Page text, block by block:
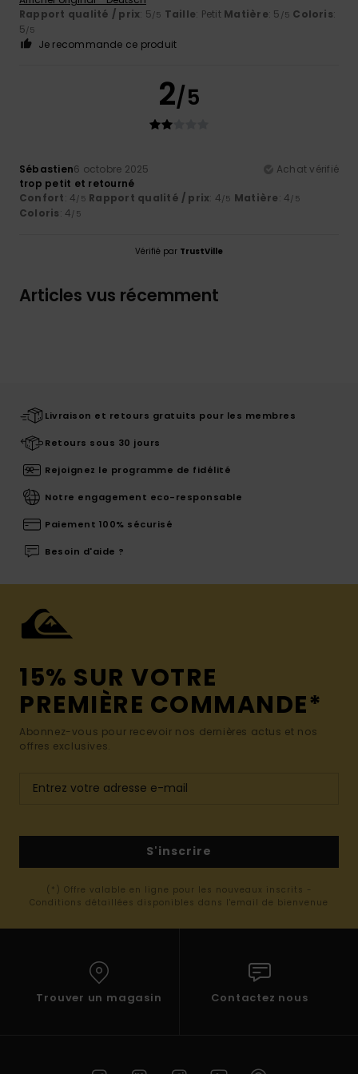
Rapport qualité / prix: 5/5 Taille: Petit Matière: 5 /5 Coloris:
5/5
Je recommande ce produit
2/5
Sébastien6 octobre 2025
Achat vérifié
trop petit et retourné
Confort: 4/5 Rapport qualité / prix: 4/5 Matière: 4/5
Coloris: 4/5
Vérifié par TrustVille
Articles vus récemment
Livraison et retours gratuits pour les membres
Retours sous 30 jours
Rejoignez le programme de fidélité
Notre engagement eco-responsable
Paiement 100% sécurisé
Besoin d'aide ?
15% SUR VOTRE
PREMIÈRE COMMANDE*
Abonnez-vous pour recevoir nos dernières actus et nos
offres exclusives.
S'inscrire
(*) Offre valable en ligne pour les nouveaux inscrits -
Conditions détaillées disponibles dans l'email de bienvenue
Trouver un magasin Contactez nous